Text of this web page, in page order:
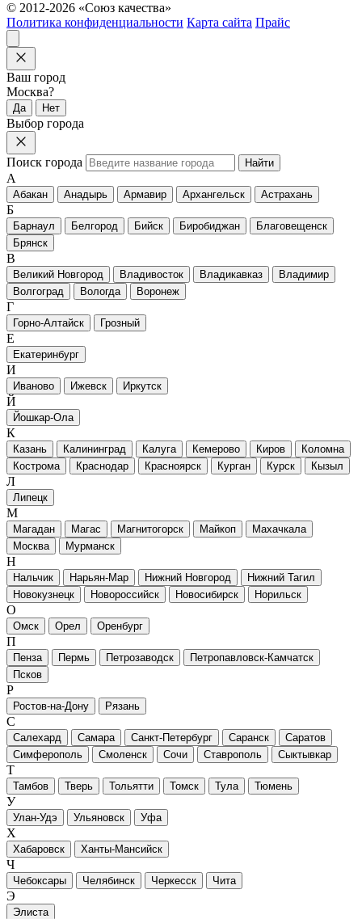
© 2012-2026 «Союз качества»
Политика конфиденциальности Карта сайта Прайс
Ваш город
Москва?
Да Нет
Выбор города
Поиск города Найти
А
Абакан Анадырь Армавир Архангельск Астрахань
Б
Барнаул Белгород Бийск Биробиджан
Благовещенск
Брянск
В
Великий Новгород Владивосток Владикавказ
Владимир
Волгоград
Вологда Воронеж
Г
Горно-Алтайск Грозный
Е
Екатеринбург
И
Иваново Ижевск Иркутск
Й
Йошкар-Ола
К
Казань Калининград Калуга Кемерово Киров
Коломна
Кострома
Краснодар Красноярск Курган Курск Кызыл
Л
Липецк
М
Магадан Магас Магнитогорск Майкоп
Махачкала
Москва
Мурманск
Н
Нальчик Нарьян-Мар Нижний Новгород
Нижний Тагил
Новокузнецк
Новороссийск Новосибирск Норильск
О
Омск Орел Оренбург
П
Пенза Пермь Петрозаводск
Петропавловск-Камчатск
Псков
Р
Ростов-на-Дону Рязань
С
Салехард Самара Санкт-Петербург Саранск
Саратов
Симферополь
Смоленск Сочи Ставрополь Сыктывкар
Т
Тамбов Тверь Тольятти Томск Тула Тюмень
У
Улан-Удэ Ульяновск Уфа
Х
Хабаровск Ханты-Мансийск
Ч
Чебоксары Челябинск Черкесск Чита
Э
Элиста